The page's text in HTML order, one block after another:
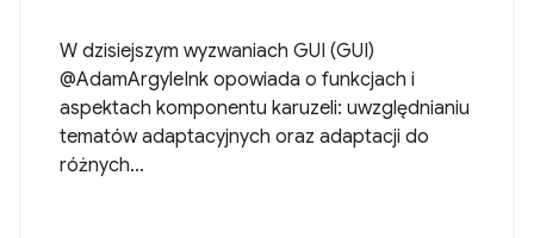
W dzisiejszym wyzwaniach GUI (GUI)
@AdamArgyleInk opowiada o funkcjach i
aspektach komponentu karuzeli: uwzględnianiu
tematów adaptacyjnych oraz adaptacji do
różnych...